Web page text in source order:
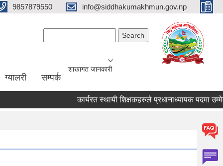
9857879550 info@siddhakumakhmun.gov.np
ग्यालरी सम्पर्क
शाखागत जानकारी
कार्यरत स्थायी शिक्षकहरुले प्रधानाध्यापक पदमा